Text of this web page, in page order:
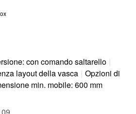
con comando saltarello |
layout della vasca | Opzioni di
min. mobile: 600 mm